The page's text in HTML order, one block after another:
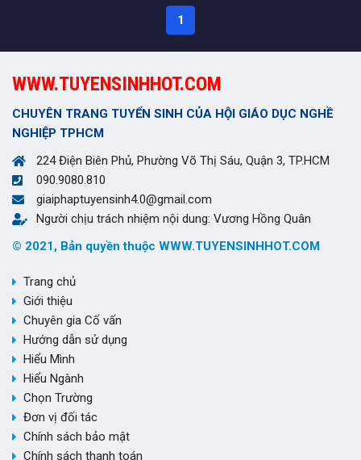
1
WWW.TUYENSINHHOT.COM
CHUYÊN TRANG TUYỂN SINH CỦA HỘI GIÁO DỤC NGHỀ
NGHIỆP TPHCM
224 Điện Biên Phủ, Phường Võ Thị Sáu, Quận 3, TP.HCM
090.9080.810
giaiphaptuyensinh4.0@gmail.com
Người chịu trách nhiệm nội dung: Vương Hồng Quân
© 2021, Bản quyền thuộc WWW.TUYENSINHHOT.COM
Trang chủ
Giới thiệu
Chuyên gia Cố vấn
Hướng dẫn sử dụng
Hiểu Mình
Hiểu Ngành
Chọn Trường
Đơn vị đối tác
Chính sách bảo mật
Chính sách thanh toán